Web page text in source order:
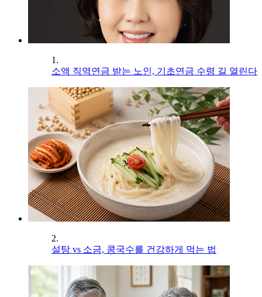
1.
소액 직역연금 받는 노인, 기초연금 수령 길 열린다
2.
설탕 vs 소금, 콩국수를 건강하게 먹는 법